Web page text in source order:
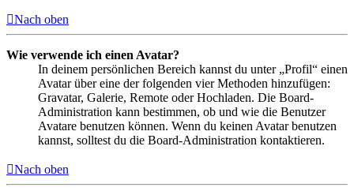
Nach oben
Wie verwende ich einen Avatar?
In deinem persönlichen Bereich kannst du unter „Profil“ einen
Avatar über eine der folgenden vier Methoden hinzufügen:
Gravatar, Galerie, Remote oder Hochladen. Die Board-
Administration kann bestimmen, ob und wie die Benutzer
Avatare benutzen können. Wenn du keinen Avatar benutzen
kannst, solltest du die Board-Administration kontaktieren.
Nach oben